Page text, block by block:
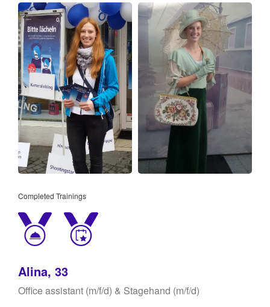
Completed Trainings
Alina, 33
Office assistant (m/f/d) & Stagehand (m/f/d)